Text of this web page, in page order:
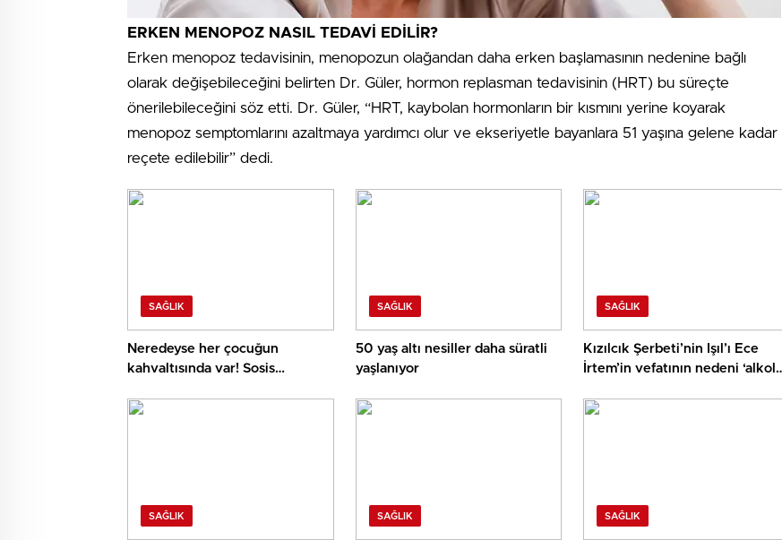
ERKEN MENOPOZ NASIL TEDAVİ EDİLİR?
Erken menopoz tedavisinin, menopozun olağandan daha erken başlamasının nedenine bağlı
olarak değişebileceğini belirten Dr. Güler, hormon replasman tedavisinin (HRT) bu süreçte
önerilebileceğini söz etti. Dr. Güler, “HRT, kaybolan hormonların bir kısmını yerine koyarak
menopoz semptomlarını azaltmaya yardımcı olur ve ekseriyetle bayanlara 51 yaşına gelene kadar
reçete edilebilir” dedi.
SAĞLIK
Neredeyse her çocuğun
kahvaltısında var! Sosis
mu?
SAĞLIK
50 yaş altı nesiller daha süratli
yaşlanıyor
SAĞLIK
Kızılcık Şerbeti’nin Işıl’ı Ece
İrtem’in vefatının nedeni ‘alkol-
mu? ‘Kesinlikle yanlış…’
SAĞLIK SAĞLIK SAĞLIK